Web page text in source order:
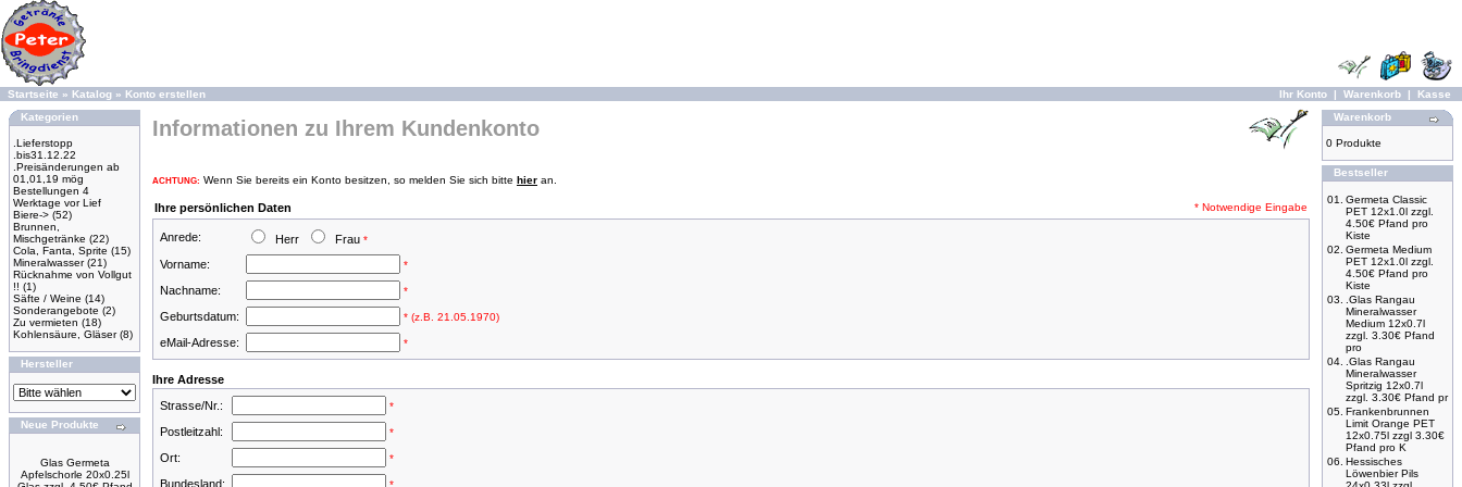
Startseite » Katalog » Konto erstellen Ihr Konto | Warenkorb | Kasse
Kategorien
.Lieferstopp
.bis31.12.22
.Preisänderungen ab
01,01,19 mög
Bestellungen 4
Werktage vor Lief
Biere-> (52)
Brunnen,
Mischgetränke (22)
Cola, Fanta, Sprite (15)
Mineralwasser(21)
Rücknahme von Vollgut
!! (1)
Säfte / Weine (14)
Sonderangebote (2)
Zu vermieten (18)
Kohlensäure, Gläser(8)
Hersteller
Neue Produkte
Glas Germeta
Apfelschorle 20x0.25l
Informationen zu Ihrem Kundenkonto
ACHTUNG: Wenn Sie bereits ein Konto besitzen, so melden Sie sich bitte hier an.
Ihre persönlichen Daten * Notwendige Eingabe
Anrede: Herr Frau *
Vorname: *
Nachname: *
Geburtsdatum: * (z.B. 21.05.1970)
eMail-Adresse: *
Ihre Adresse
Strasse/Nr.:
*
Postleitzahl: *
Ort: *
Bundesland: *
Warenkorb
0 Produkte
Bestseller
01.
Germeta Classic
PET 12x1.0l zzgl.
4.50€ Pfand pro
Kiste
02. Germeta Medium
PET 12x1.0l zzgl.
4.50€ Pfand pro
Kiste
03.
.Glas Rangau
Mineralwasser
Medium 12x0.7l
zzgl. 3.30€ Pfand
pro
04.
.Glas Rangau
Mineralwasser
Spritzig 12x0.7l
zzgl. 3.30€ Pfand pr
05. Frankenbrunnen
Limit Orange PET
12x0.75l zzgl 3.30€
Pfand pro K
06. Hessisches
Löwenbier Pils